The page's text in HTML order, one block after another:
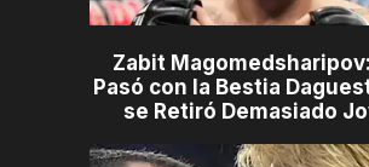
Zabit
Pasó con la Bestia
se Retiró Demasiado